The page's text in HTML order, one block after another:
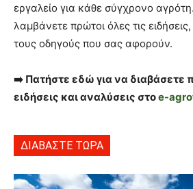
εργαλείο για κάθε σύγχρονο
λαμβάνετε πρώτοι όλες τις
τους οδηγούς που σας αφορούν.
➡️ Πατήστε εδώ για να διαβάσετε
ειδήσεις και αναλύσεις στοe-
ΔΙΑΒΑΣΤΕ ΤΩΡΑ